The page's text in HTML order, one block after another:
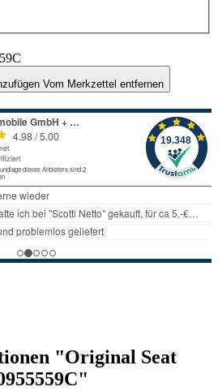
Vom Merkzettel entfernen
"Original Seat